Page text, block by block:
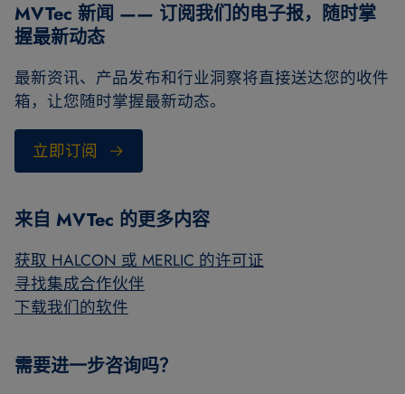
MVTec 新闻 —— 订阅我们的电子报，随时掌
握最新动态
最新资讯、产品发布和行业洞察将直接送达您的收件
箱，让您随时掌握最新动态。
立即订阅
来自 MVTec 的更多内容
获取 HALCON 或 MERLIC 的许可证
寻找集成合作伙伴
下载我们的软件
需要进一步咨询吗？